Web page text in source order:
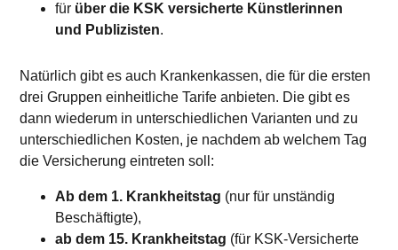
für über die KSK versicherte Künstlerinnen
und Publizisten.
Natürlich gibt es auch Krankenkassen, die für die ersten
drei Gruppen einheitliche Tarife anbieten. Die gibt es
dann wiederum in unterschiedlichen Varianten und zu
unterschiedlichen Kosten, je nachdem ab welchem Tag
die Versicherung eintreten soll:
Ab dem 1. Krankheitstag (nur für unständig
Beschäftigte),
ab dem 15. Krankheitstag (für KSK-Versicherte